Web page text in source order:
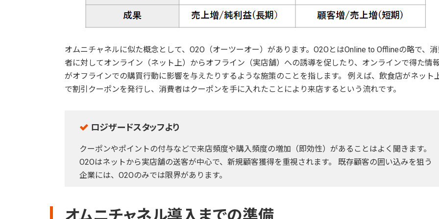
オムニチャネルに似た概念として、O2O（オーツーオー）があります。O2OとはOnline to Offlineの略で、消
者に対してオンライン（ネット上）からオフライン（実店舗）への誘導を促したり、オンラインで得た情
がオフラインでの購買行動に影響を与えたりするような施策のことを指します。 例えば、飲食店がネット
で割引クーポンを発行し、消費者はクーポンを手に入れたことにより来店するという流れです。
ロジザードスタッフより
クーポンやポイントの付与などで来店頻度や購入頻度の増加（即効性）があることはよく聞きます。
O2Oはネットから実店舗の送客が中心で、新規顧客獲得を重視されます。 既存顧客の囲い込みを狙う
企業には、O2Oのみでは限界があります。